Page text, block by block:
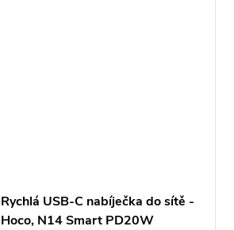
Rychlá USB-C nabíječka do sítě -
Hoco, N14 Smart PD20W